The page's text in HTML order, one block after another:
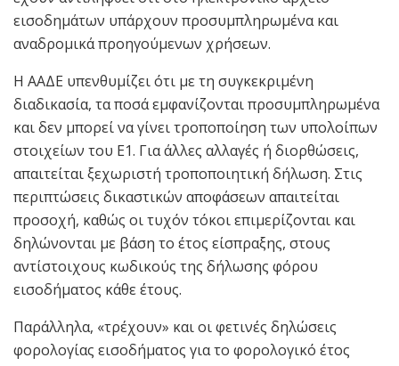
εισοδημάτων υπάρχουν προσυμπληρωμένα και
αναδρομικά προηγούμενων χρήσεων.
Η ΑΑΔΕ υπενθυμίζει ότι με τη συγκεκριμένη
διαδικασία, τα ποσά εμφανίζονται προσυμπληρωμένα
και δεν μπορεί να γίνει τροποποίηση των υπολοίπων
στοιχείων του Ε1. Για άλλες αλλαγές ή διορθώσεις,
απαιτείται ξεχωριστή τροποποιητική δήλωση. Στις
περιπτώσεις δικαστικών αποφάσεων απαιτείται
προσοχή, καθώς οι τυχόν τόκοι επιμερίζονται και
δηλώνονται με βάση το έτος είσπραξης, στους
αντίστοιχους κωδικούς της δήλωσης φόρου
εισοδήματος κάθε έτους.
Παράλληλα, «τρέχουν» και οι φετινές δηλώσεις
φορολογίας εισοδήματος για το φορολογικό έτος